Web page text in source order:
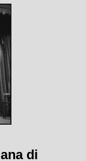
di